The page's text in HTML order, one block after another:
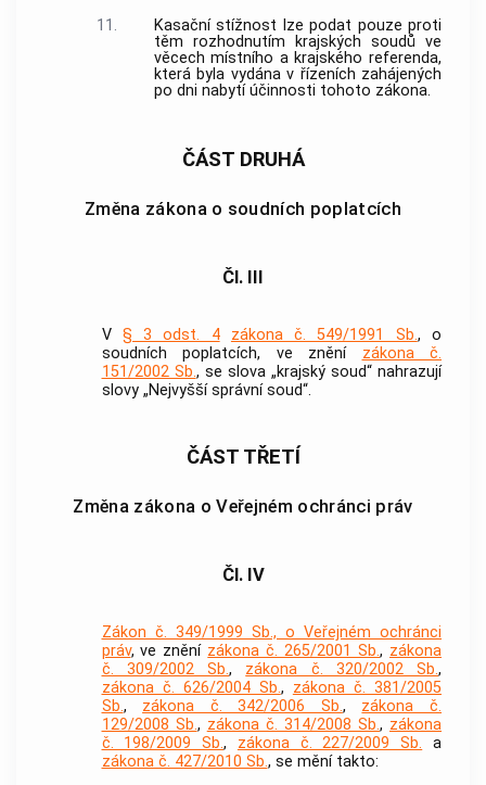
11.
Kasační stížnost lze podat pouze proti
těm rozhodnutím krajských soudů ve
věcech místního a krajského referenda,
která byla vydána v řízeních zahájených
po dni nabytí účinnosti tohoto zákona.
ČÁST DRUHÁ
Změna zákona o soudních poplatcích
Čl. III
V § 3 odst. 4 zákona č. 549/1991 Sb., o
soudních poplatcích, ve znění zákona č.
151/2002 Sb., se slova „krajský soud“ nahrazují
slovy „Nejvyšší správní soud“.
ČÁST TŘETÍ
Změna zákona o Veřejném ochránci práv
Čl. IV
Zákon č. 349/1999 Sb., o Veřejném ochránci
práv, ve znění zákona č. 265/2001 Sb., zákona
č. 309/2002 Sb., zákona č. 320/2002 Sb.,
zákona č. 626/2004 Sb., zákona č. 381/2005
Sb., zákona č. 342/2006 Sb., zákona č.
129/2008 Sb., zákona č. 314/2008 Sb., zákona
č. 198/2009 Sb., zákona č. 227/2009 Sb. a
zákona č. 427/2010 Sb., se mění takto: